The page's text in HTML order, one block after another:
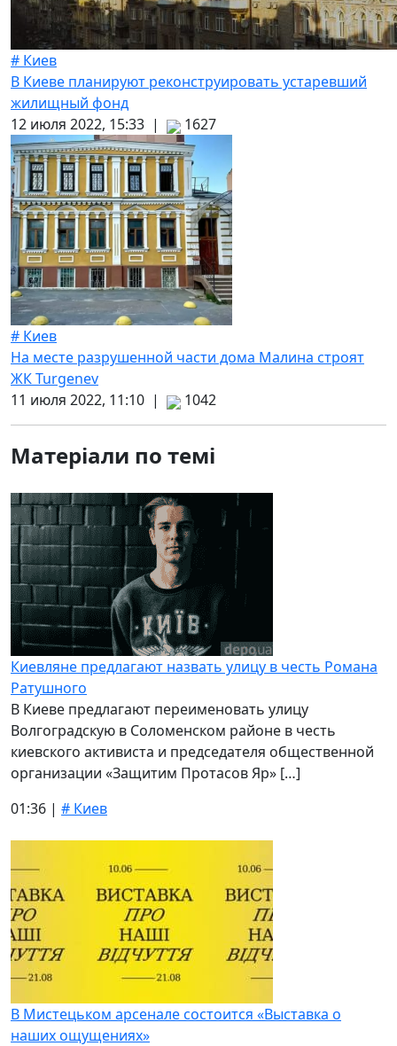
# Киев
В Киеве планируют реконструировать устаревший
жилищный фонд
12 июля 2022, 15:33 |
1627
# Киев
На месте разрушенной части дома Малина строят
ЖК Turgenev
11 июля 2022, 11:10 |
1042
Матеріали по темі
Киевляне предлагают назвать улицу в честь Романа
Ратушного
В Киеве предлагают переименовать улицу
Волгоградскую в Соломенском районе в честь
киевского активиста и председателя общественной
организации «Защитим Протасов Яр» […]
01:36 | # Киев
В Мистецьком арсенале состоится «Выставка о
наших ощущениях»